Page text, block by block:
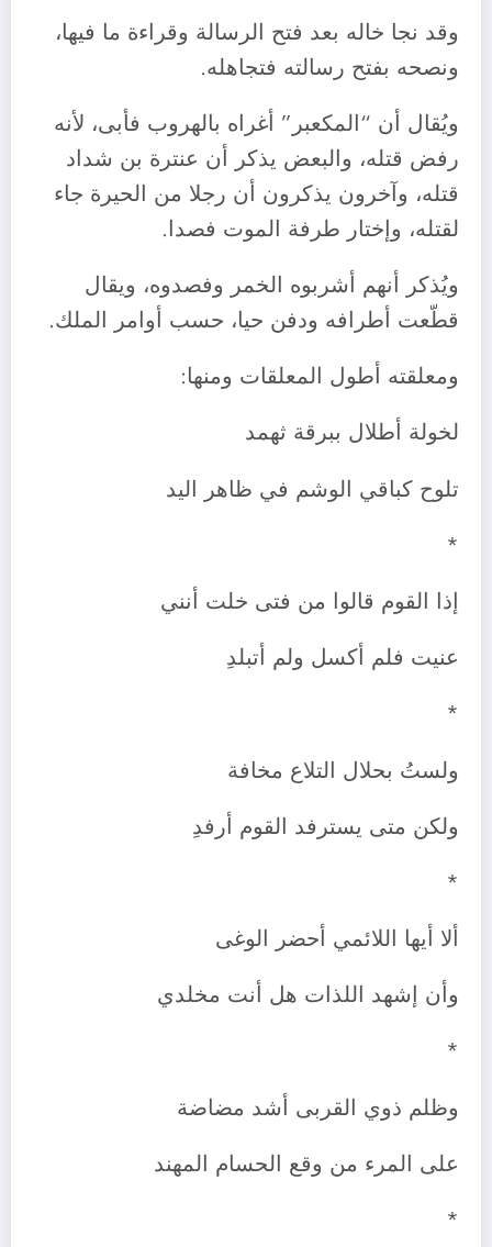
وقد نجا خاله بعد فتح الرسالة وقراءة ما فيها،
ونصحه بفتح رسالته فتجاهله.
ويُقال أن “المكعبر” أغراه بالهروب فأبى، لأنه
رفض قتله، والبعض يذكر أن عنترة بن شداد
قتله، وآخرون يذكرون أن رجلا من الحيرة جاء
لقتله، وإختار طرفة الموت فصدا.
ويُذكر أنهم أشربوه الخمر وفصدوه، ويقال
قطّعت أطرافه ودفن حيا، حسب أوامر الملك.
ومعلقته أطول المعلقات ومنها:
لخولة أطلال ببرقة ثهمد
تلوح كباقي الوشم في ظاهر اليد
*
إذا القوم قالوا من فتى خلت أنني
عنيت فلم أكسل ولم أتبلدِ
*
ولستُ بحلال التلاع مخافة
ولكن متى يسترفد القوم أرفدِ
*
ألا أيها اللائمي أحضر الوغى
وأن إشهد اللذات هل أنت مخلدي
*
وظلم ذوي القربى أشد مضاضة
على المرء من وقع الحسام المهند
*